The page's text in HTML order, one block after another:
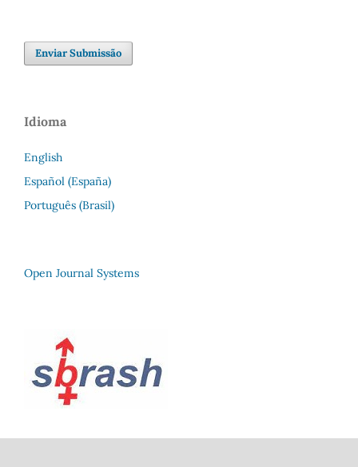
Enviar Submissão
Idioma
English
Español (España)
Português (Brasil)
Open Journal Systems